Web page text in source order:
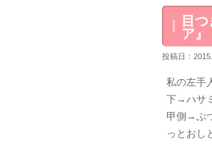
目
ア』
投稿日：
私の左手
下→ハサ
甲側→ぶ
っとおし